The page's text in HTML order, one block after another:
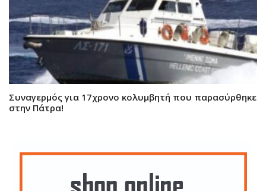
Συναγερμός για 17χρονο κολυμβητή που παρασύρθηκε
στην Πάτρα!